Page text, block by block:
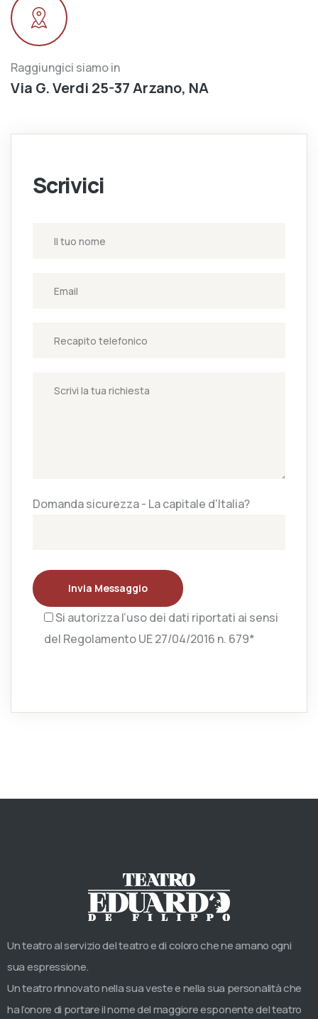
Raggiungici siamo in
Via G. Verdi 25-37 Arzano, NA
Scrivici
Domanda sicurezza - La capitale d'Italia?
Invia Messaggio
Si autorizza l’uso dei dati riportati ai sensi
del Regolamento UE 27/04/2016 n. 679*
Un teatro al servizio del teatro e di coloro che ne amano ogni
sua espressione.
Un teatro rinnovato nella sua veste e nella sua personalità che
ha l’onore di portare il nome del maggiore esponente del teatro